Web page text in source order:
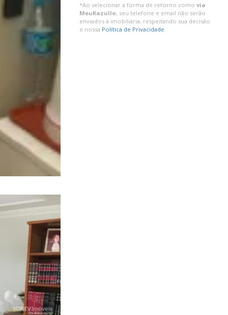
*Ao selecionar a forma de retorno como via
MeuKazullo, seu telefone e email não serão
enviados à imobiliária, respeitando sua decisão
e nossa Política de Privacidade